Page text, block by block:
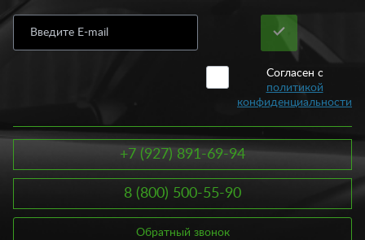
Согласен с
политикой
конфиденциальности
+7 (927) 891-69-94
8 (800) 500-55-90
Обратный звонок